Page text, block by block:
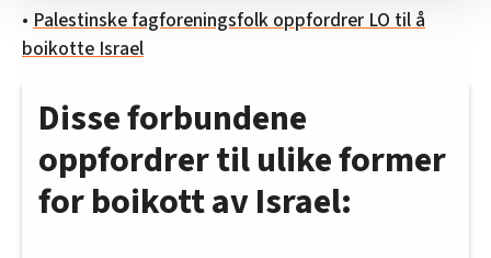
nettstedet med LO Medias egne samarbeidspartnere
innenfor analyse og annonsering. Disse er angitt i
• Palestinske fagforeningsfolk oppfordrer LO til å
boikotte Israel
Disse forbundene
oppfordrer til ulike former
for boikott av Israel: